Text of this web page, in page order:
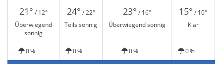
21° / 12° 24° / 22° 23° / 16° 15° / 10°
Überwiegend
sonnig
Teils sonnig Überwiegend sonnig Klar
0 % 0 % 0 % 0 %